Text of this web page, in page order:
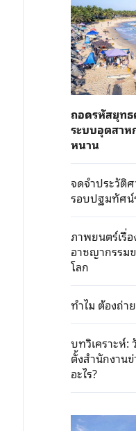
ถอดรหัสยุทธ
ระบบอุตสา
หนาน
จดจำประวัติ
รอบปฐมทัศน์
ภาพยนตร์เรื่
อาชญากรรม
โลก
ทำไม ต้องถ่า
บทวิเคราะห์:
ตั้งสำนักงาน
อะไร?